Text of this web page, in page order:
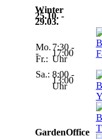
Winter
25.10. -
29.03.
Mo.
-
Fr.:
Sa.:
7:30 -
17:00
Uhr
8:00 -
13:00
Uhr
GardenOffice